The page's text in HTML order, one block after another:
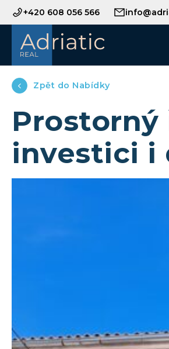
+420 608 056 566
Zpět do Nabídky
Prostorný
investici i